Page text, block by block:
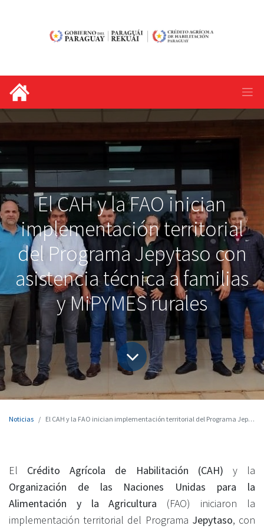
El CAH y la FAO inician
implementación territorial
del Programa Jepytaso con
asistencia técnica a familias
y MiPYMES rurales
Noticias El CAH y la FAO inician implementación territorial del Programa Jepytaso con asistencia técnica a familias y MiPYMES rurales
El Crédito Agrícola de Habilitación (CAH) y la
Organización de las Naciones Unidas para la
Alimentación y la Agricultura (FAO) iniciaron la
implementación territorial del Programa Jepytaso, con